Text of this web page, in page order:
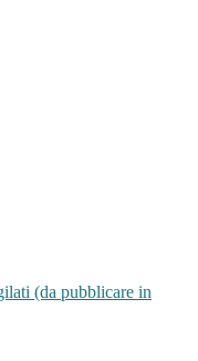
(da pubblicare in